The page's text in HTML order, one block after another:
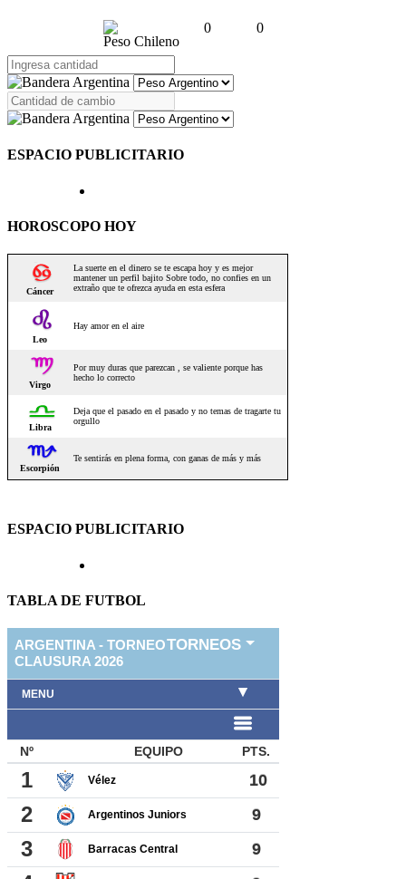
Peso Chileno
0 0
ESPACIO PUBLICITARIO
HOROSCOPO HOY
ESPACIO PUBLICITARIO
TABLA DE FUTBOL